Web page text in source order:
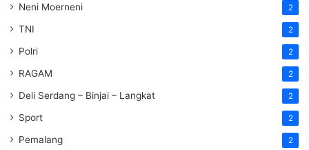
Neni Moerneni 2
TNI 2
Polri 2
RAGAM 2
Deli Serdang – Binjai – Langkat 2
Sport 2
Pemalang 2